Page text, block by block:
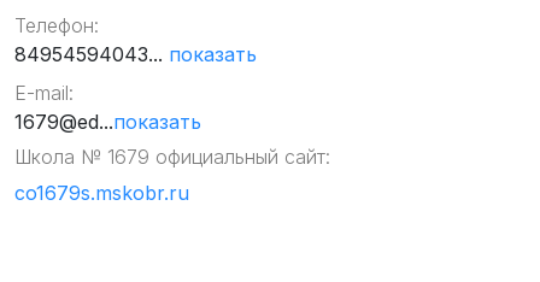
Телефон:
84954594043... показать
E-mail:
1679@ed...показать
Школа № 1679 официальный сайт:
co1679s.mskobr.ru